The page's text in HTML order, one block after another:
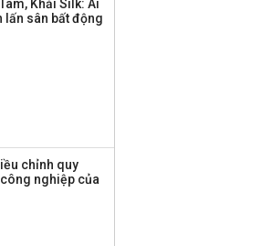
thường
Khải Silk: Ai
lấn sân bất động
chỉnh quy
nghiệp của